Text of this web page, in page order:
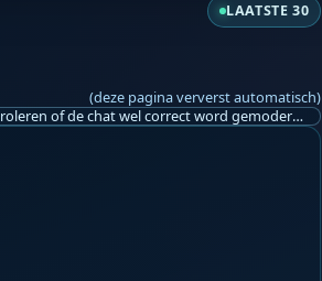
LAATSTE 30
(deze pagina ververst automatisch)
Ik ben op zoek naar een helpende hand, een menselijk oog, een admin die helpt met controleren of de chat wel correct word gemodereerd word door NoMoSpam. 98% gaat automatisch goed, toch ik dit nooit helemaal loslaten en moet er altijd een mens mee blijven opletten bij elke beslissing die gemaakt word. Waar bestaan de werkzaamheden uit? Mee kijken in admin log kanaal naar alle drugs/porno/scams die voorbij komen en in het geval van een randgevalletje, ingrijpen en b.v. een verwijderd maar wel toegestaan bericht terug plaatsen met een druk op de knop. tsja zo banaal en simpel is het gesteld.. Word je hier blij van? Nee. Strookt het je ego? Nee. Word je er beter van? Nee. Kost het veel tijd? Totaal niet, consistentie en regelmaat is belangrijker dan 'er even voor kunnen gaan zitten'.. het werk is in een paar seconden gepiept.. je checkt puur of AI de juiste beslissing heeft gemaakt.. …